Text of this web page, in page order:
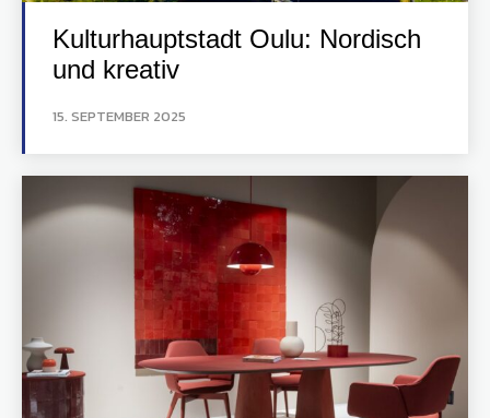
Kulturhauptstadt Oulu: Nordisch
und kreativ
15. SEPTEMBER 2025